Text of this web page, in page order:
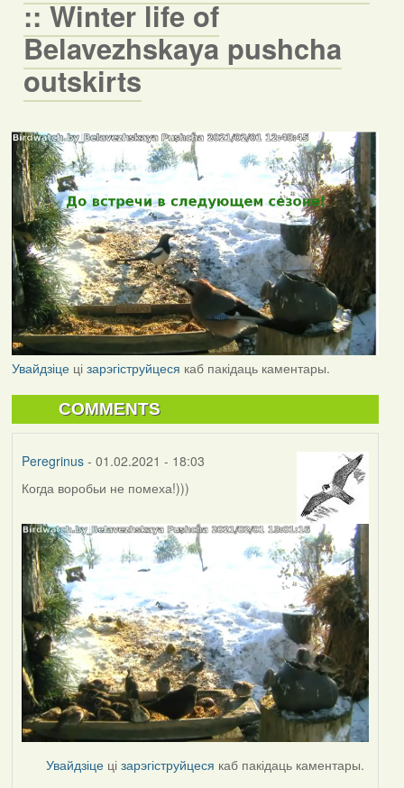
:: Winter life of
Belavezhskaya pushcha
outskirts
Увайдзіцеці зарэгіструйцеся каб пакідаць каментары.
COMMENTS
Peregrinus- 01.02.2021 - 18:03
Когда воробьи не помеха!)))
Увайдзіце цізарэгіструйцеся каб пакідаць каментары.